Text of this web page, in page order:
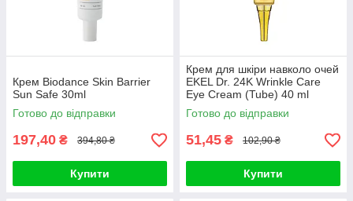
Крем Biodance Skin Barrier
Sun Safe 30ml
Готово до відправки
197,40 ₴ 394,80 ₴
Купити
Крем для шкіри навколо очей
EKEL Dr. 24K Wrinkle Care
Eye Cream (Tube) 40 ml
Готово до відправки
51,45 ₴ 102,90 ₴
Купити